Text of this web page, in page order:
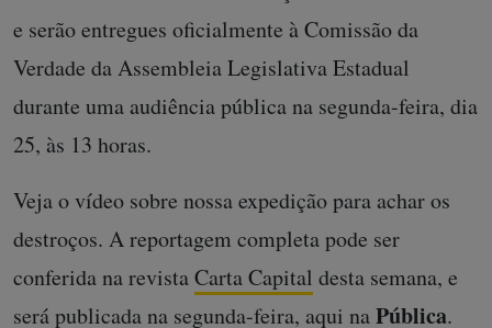
e serão entregues oficialmente à Comissão da
Verdade da Assembleia Legislativa Estadual
durante uma audiência pública na segunda-feira, dia
25, às 13 horas.
Veja o vídeo sobre nossa expedição para achar os
destroços. A reportagem completa pode ser
conferida na revistaCarta Capital desta semana, e
será publicada na segunda-feira, aqui naPública.